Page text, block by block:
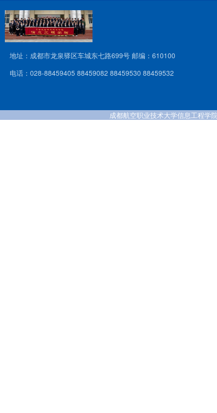
地址：成都市龙泉驿区车城东七路699号 邮编：610100
电话：028-88459405 88459082 88459530 88459532
成都航空职业技术大学信息工程